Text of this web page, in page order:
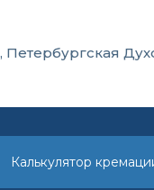
Калькулятор